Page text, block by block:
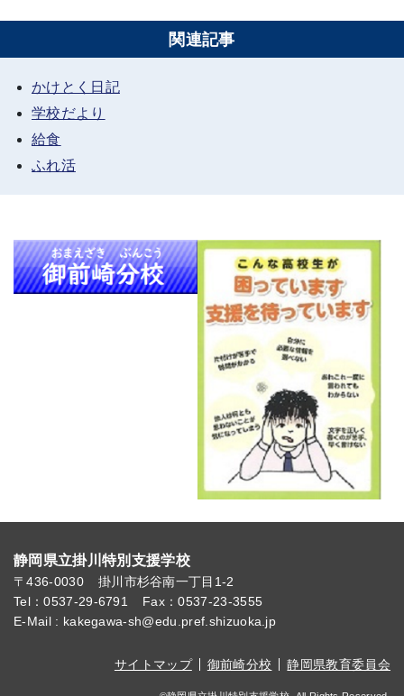
関連記事
かけとく日記
学校だより
給食
ふれ活
静岡県立掛川特別支援学校
〒436-0030
掛川市杉谷南一丁目1-2
Tel：0537-29-6791
Fax：0537-23-3555
E-Mail : kakegawa-sh@edu.pref.shizuoka.jp
サイトマップ 御前崎分校 静岡県教育委員会